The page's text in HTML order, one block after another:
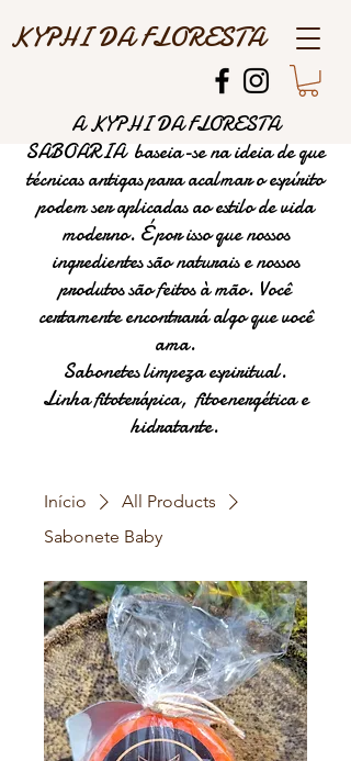
KYPHI DA FLORESTA
A KYPHI DA FLORESTA
SABOARIA baseia-se na ideia de que
técnicas antigas para acalmar o espírito
podem ser aplicadas ao estilo de vida
moderno. É por isso que nossos
ingredientes são naturais e nossos
produtos são feitos à mão. Você
certamente encontrará algo que você
ama.
Sabonetes limpeza espiritual.
Linha fitoterápica, fitoenergética e
hidratante.
Início
All Products
Sabonete Baby